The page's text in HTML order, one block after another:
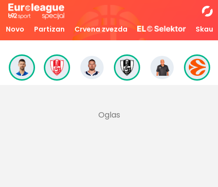
Novo Partizan Crvena zvezda Skaut